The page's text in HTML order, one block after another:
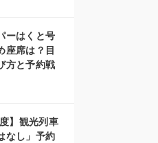
ーはくと号
座席は？目
方と予約戦
】観光列車
なし」予約